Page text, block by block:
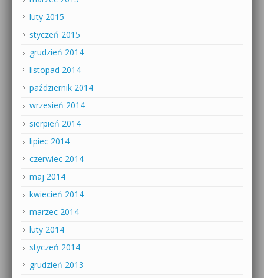
luty 2015
styczeń 2015
grudzień 2014
listopad 2014
październik 2014
wrzesień 2014
sierpień 2014
lipiec 2014
czerwiec 2014
maj 2014
kwiecień 2014
marzec 2014
luty 2014
styczeń 2014
grudzień 2013